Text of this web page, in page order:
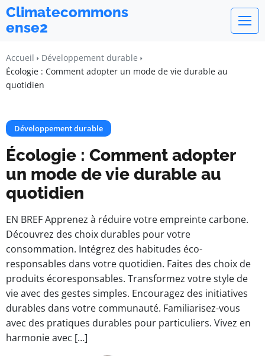
Climatecommons
ense2
Accueil
Développement durable
Écologie : Comment adopter un mode de vie durable au
quotidien
Développement durable
Écologie : Comment adopter
un mode de vie durable au
quotidien
EN BREF Apprenez à réduire votre empreinte carbone.
Découvrez des choix durables pour votre
consommation. Intégrez des habitudes éco-
responsables dans votre quotidien. Faites des choix de
produits écoresponsables. Transformez votre style de
vie avec des gestes simples. Encouragez des initiatives
durables dans votre communauté. Familiarisez-vous
avec des pratiques durables pour particuliers. Vivez en
harmonie avec […]